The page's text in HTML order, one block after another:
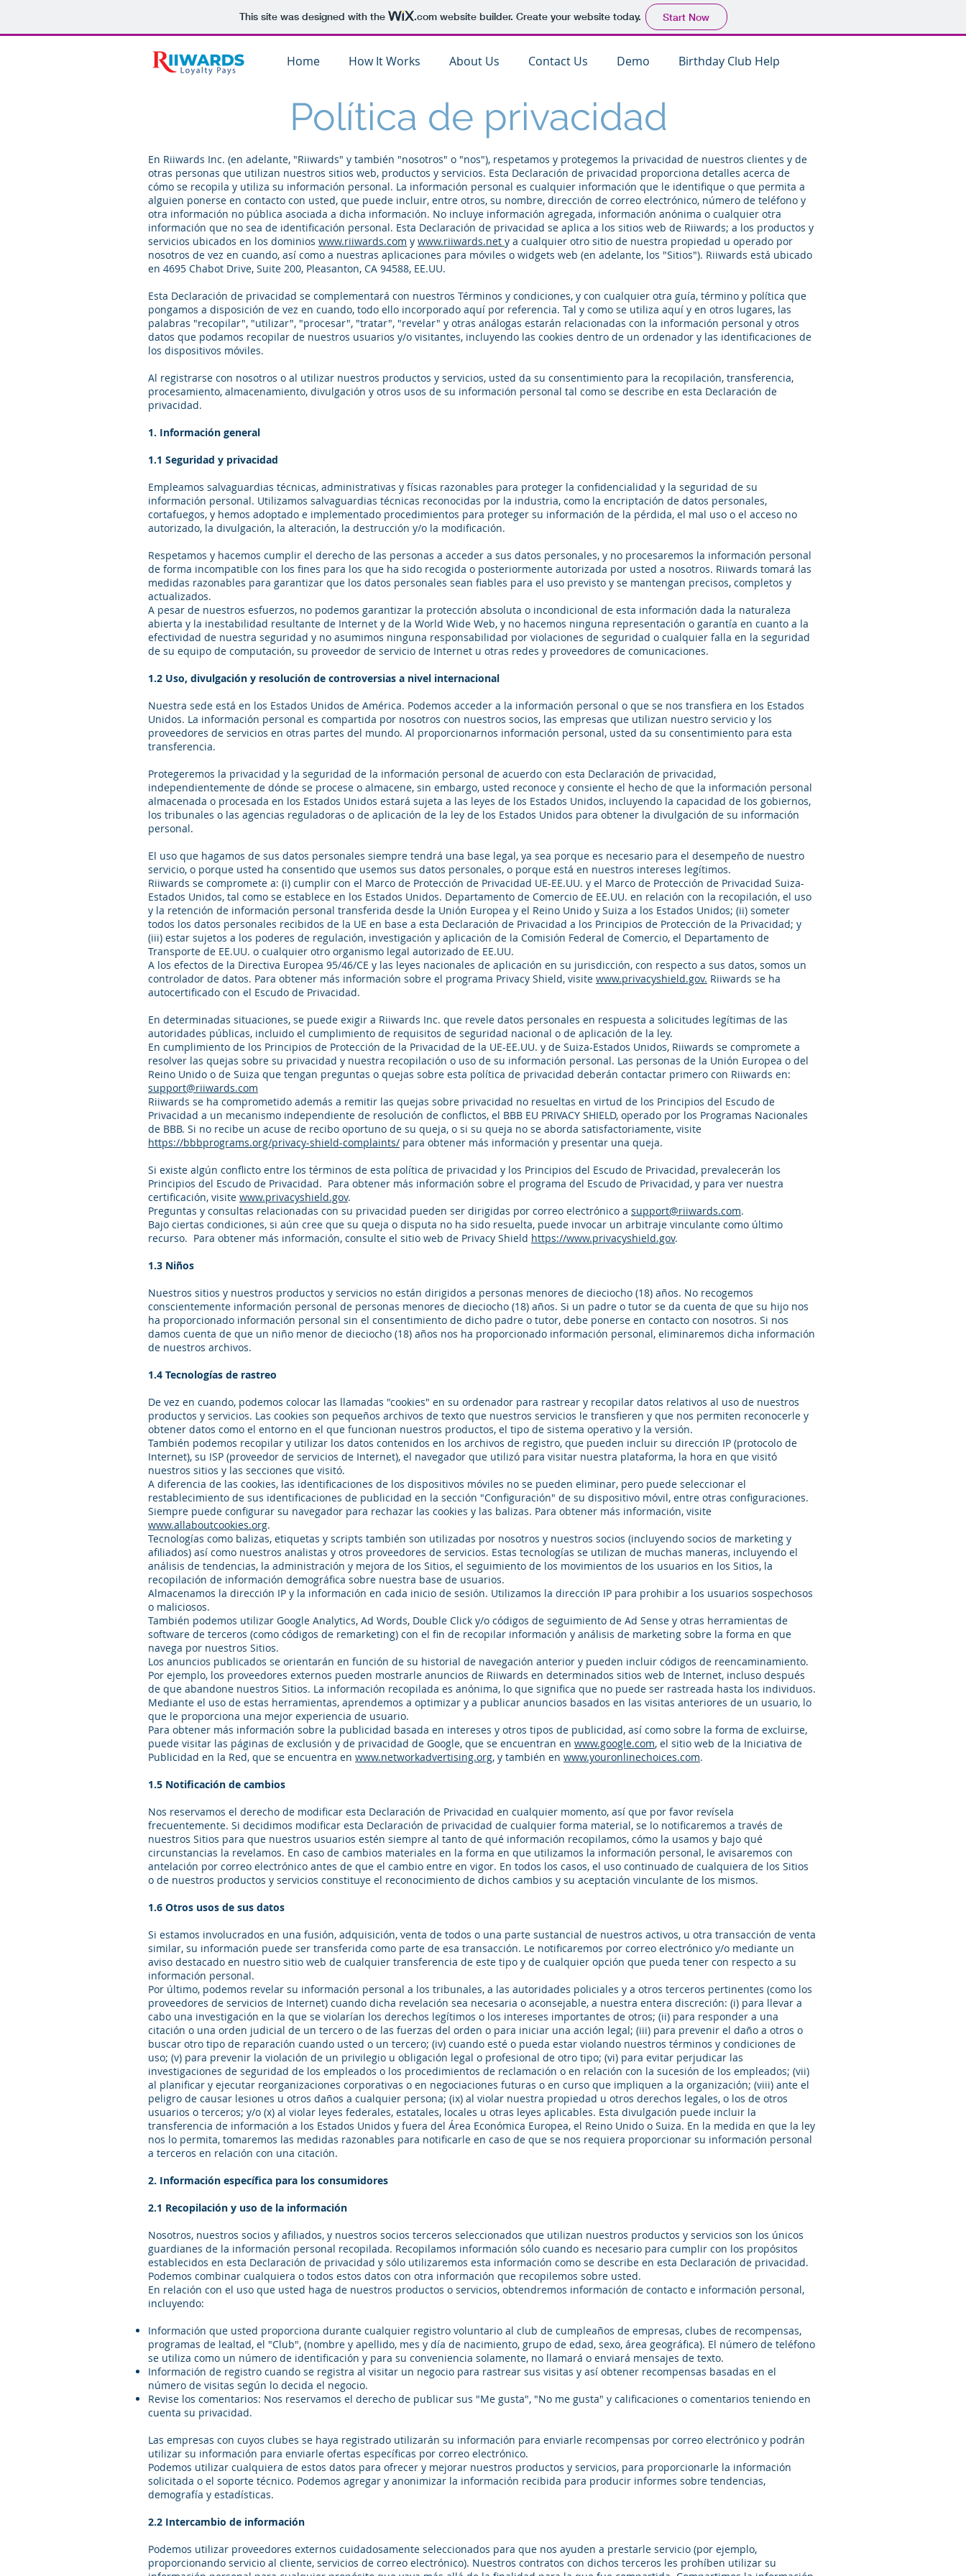
This site was designed with the .comwebsite builder. Create your website today. Start Now
Home How It Works About Us Contact Us Demo Birthday Club Help
Política de privacidad
En Riiwards Inc. (en adelante, "Riiwards" y también "nosotros" o "nos"), respetamos y protegemos la privacidad de nuestros clientes y de
otras personas que utilizan nuestros sitios web, productos y servicios. Esta Declaración de privacidad proporciona detalles acerca de
cómo se recopila y utiliza su información personal. La información personal es cualquier información que le identifique o que permita a
alguien ponerse en contacto con usted, que puede incluir, entre otros, su nombre, dirección de correo electrónico, número de teléfono y
otra información no pública asociada a dicha información. No incluye información agregada, información anónima o cualquier otra
información que no sea de identificación personal. Esta Declaración de privacidad se aplica a los sitios web de Riiwards; a los productos y
servicios ubicados en los dominios www.riiwards.com y www.riiwards.net y a cualquier otro sitio de nuestra propiedad u operado por
nosotros de vez en cuando, así como a nuestras aplicaciones para móviles o widgets web (en adelante, los "Sitios"). Riiwards está ubicado
en 4695 Chabot Drive, Suite 200, Pleasanton, CA 94588, EE.UU.
Esta Declaración de privacidad se complementará con nuestros Términos y condiciones, y con cualquier otra guía, término y política que
pongamos a disposición de vez en cuando, todo ello incorporado aquí por referencia. Tal y como se utiliza aquí y en otros lugares, las
palabras "recopilar", "utilizar", "procesar", "tratar", "revelar" y otras análogas estarán relacionadas con la información personal y otros
datos que podamos recopilar de nuestros usuarios y/o visitantes, incluyendo las cookies dentro de un ordenador y las identificaciones de
los dispositivos móviles.
Al registrarse con nosotros o al utilizar nuestros productos y servicios, usted da su consentimiento para la recopilación, transferencia,
procesamiento, almacenamiento, divulgación y otros usos de su información personal tal como se describe en esta Declaración de
privacidad.
1. Información general
1.1 Seguridad y privacidad
Empleamos salvaguardias técnicas, administrativas y físicas razonables para proteger la confidencialidad y la seguridad de su
información personal. Utilizamos salvaguardias técnicas reconocidas por la industria, como la encriptación de datos personales,
cortafuegos, y hemos adoptado e implementado procedimientos para proteger su información de la pérdida, el mal uso o el acceso no
autorizado, la divulgación, la alteración, la destrucción y/o la modificación.
Respetamos y hacemos cumplir el derecho de las personas a acceder a sus datos personales, y no procesaremos la información personal
de forma incompatible con los fines para los que ha sido recogida o posteriormente autorizada por usted a nosotros. Riiwards tomará las
medidas razonables para garantizar que los datos personales sean fiables para el uso previsto y se mantengan precisos, completos y
actualizados.
A pesar de nuestros esfuerzos, no podemos garantizar la protección absoluta o incondicional de esta información dada la naturaleza
abierta y la inestabilidad resultante de Internet y de la World Wide Web, y no hacemos ninguna representación o garantía en cuanto a la
efectividad de nuestra seguridad y no asumimos ninguna responsabilidad por violaciones de seguridad o cualquier falla en la seguridad
de su equipo de computación, su proveedor de servicio de Internet u otras redes y proveedores de comunicaciones.
1.2 Uso, divulgación y resolución de controversias a nivel internacional
Nuestra sede está en los Estados Unidos de América. Podemos acceder a la información personal o que se nos transfiera en los Estados
Unidos. La información personal es compartida por nosotros con nuestros socios, las empresas que utilizan nuestro servicio y los
proveedores de servicios en otras partes del mundo. Al proporcionarnos información personal, usted da su consentimiento para esta
transferencia.
Protegeremos la privacidad y la seguridad de la información personal de acuerdo con esta Declaración de privacidad,
independientemente de dónde se procese o almacene, sin embargo, usted reconoce y consiente el hecho de que la información personal
almacenada o procesada en los Estados Unidos estará sujeta a las leyes de los Estados Unidos, incluyendo la capacidad de los gobiernos,
los tribunales o las agencias reguladoras o de aplicación de la ley de los Estados Unidos para obtener la divulgación de su información
personal.
El uso que hagamos de sus datos personales siempre tendrá una base legal, ya sea porque es necesario para el desempeño de nuestro
servicio, o porque usted ha consentido que usemos sus datos personales, o porque está en nuestros intereses legítimos.
Riiwards se compromete a: (i) cumplir con el Marco de Protección de Privacidad UE-EE.UU. y el Marco de Protección de Privacidad Suiza-
Estados Unidos, tal como se establece en los Estados Unidos. Departamento de Comercio de EE.UU. en relación con la recopilación, el uso
y la retención de información personal transferida desde la Unión Europea y el Reino Unido y Suiza a los Estados Unidos; (ii) someter
todos los datos personales recibidos de la UE en base a esta Declaración de Privacidad a los Principios de Protección de la Privacidad; y
(iii) estar sujetos a los poderes de regulación, investigación y aplicación de la Comisión Federal de Comercio, el Departamento de
Transporte de EE.UU. o cualquier otro organismo legal autorizado de EE.UU.
A los efectos de la Directiva Europea 95/46/CE y las leyes nacionales de aplicación en su jurisdicción, con respecto a sus datos, somos un
controlador de datos. Para obtener más información sobre el programa Privacy Shield, visite www.privacyshield.gov. Riiwards se ha
autocertificado con el Escudo de Privacidad.
En determinadas situaciones, se puede exigir a Riiwards Inc. que revele datos personales en respuesta a solicitudes legítimas de las
autoridades públicas, incluido el cumplimiento de requisitos de seguridad nacional o de aplicación de la ley.
En cumplimiento de los Principios de Protección de la Privacidad de la UE-EE.UU. y de Suiza-Estados Unidos, Riiwards se compromete a
resolver las quejas sobre su privacidad y nuestra recopilación o uso de su información personal. Las personas de la Unión Europea o del
Reino Unido o de Suiza que tengan preguntas o quejas sobre esta política de privacidad deberán contactar primero con Riiwards en:
support@riiwards.com
Riiwards se ha comprometido además a remitir las quejas sobre privacidad no resueltas en virtud de los Principios del Escudo de
Privacidad a un mecanismo independiente de resolución de conflictos, el BBB EU PRIVACY SHIELD, operado por los Programas Nacionales
de BBB. Si no recibe un acuse de recibo oportuno de su queja, o si su queja no se aborda satisfactoriamente, visite
https://bbbprograms.org/privacy-shield-complaints/ para obtener más información y presentar una queja.
Si existe algún conflicto entre los términos de esta política de privacidad y los Principios del Escudo de Privacidad, prevalecerán los
Principios del Escudo de Privacidad. Para obtener más información sobre el programa del Escudo de Privacidad, y para ver nuestra
certificación, visite www.privacyshield.gov.
Preguntas y consultas relacionadas con su privacidad pueden ser dirigidas por correo electrónico a support@riiwards.com.
Bajo ciertas condiciones, si aún cree que su queja o disputa no ha sido resuelta, puede invocar un arbitraje vinculante como último
recurso. Para obtener más información, consulte el sitio web de Privacy Shield https://www.privacyshield.gov.
1.3 Niños
Nuestros sitios y nuestros productos y servicios no están dirigidos a personas menores de dieciocho (18) años. No recogemos
conscientemente información personal de personas menores de dieciocho (18) años. Si un padre o tutor se da cuenta de que su hijo nos
ha proporcionado información personal sin el consentimiento de dicho padre o tutor, debe ponerse en contacto con nosotros. Si nos
damos cuenta de que un niño menor de dieciocho (18) años nos ha proporcionado información personal, eliminaremos dicha información
de nuestros archivos.
1.4 Tecnologías de rastreo
De vez en cuando, podemos colocar las llamadas "cookies" en su ordenador para rastrear y recopilar datos relativos al uso de nuestros
productos y servicios. Las cookies son pequeños archivos de texto que nuestros servicios le transfieren y que nos permiten reconocerle y
obtener datos como el entorno en el que funcionan nuestros productos, el tipo de sistema operativo y la versión.
También podemos recopilar y utilizar los datos contenidos en los archivos de registro, que pueden incluir su dirección IP (protocolo de
Internet), su ISP (proveedor de servicios de Internet), el navegador que utilizó para visitar nuestra plataforma, la hora en que visitó
nuestros sitios y las secciones que visitó.
A diferencia de las cookies, las identificaciones de los dispositivos móviles no se pueden eliminar, pero puede seleccionar el
restablecimiento de sus identificaciones de publicidad en la sección "Configuración" de su dispositivo móvil, entre otras configuraciones.
Siempre puede configurar su navegador para rechazar las cookies y las balizas. Para obtener más información, visite
www.allaboutcookies.org.
Tecnologías como balizas, etiquetas y scripts también son utilizadas por nosotros y nuestros socios (incluyendo socios de marketing y
afiliados) así como nuestros analistas y otros proveedores de servicios. Estas tecnologías se utilizan de muchas maneras, incluyendo el
análisis de tendencias, la administración y mejora de los Sitios, el seguimiento de los movimientos de los usuarios en los Sitios, la
recopilación de información demográfica sobre nuestra base de usuarios.
Almacenamos la dirección IP y la información en cada inicio de sesión. Utilizamos la dirección IP para prohibir a los usuarios sospechosos
o maliciosos.
También podemos utilizar Google Analytics, Ad Words, Double Click y/o códigos de seguimiento de Ad Sense y otras herramientas de
software de terceros (como códigos de remarketing) con el fin de recopilar información y análisis de marketing sobre la forma en que
navega por nuestros Sitios.
Los anuncios publicados se orientarán en función de su historial de navegación anterior y pueden incluir códigos de reencaminamiento.
Por ejemplo, los proveedores externos pueden mostrarle anuncios de Riiwards en determinados sitios web de Internet, incluso después
de que abandone nuestros Sitios. La información recopilada es anónima, lo que significa que no puede ser rastreada hasta los individuos.
Mediante el uso de estas herramientas, aprendemos a optimizar y a publicar anuncios basados en las visitas anteriores de un usuario, lo
que le proporciona una mejor experiencia de usuario.
Para obtener más información sobre la publicidad basada en intereses y otros tipos de publicidad, así como sobre la forma de excluirse,
puede visitar las páginas de exclusión y de privacidad de Google, que se encuentran en www.google.com, el sitio web de la Iniciativa de
Publicidad en la Red, que se encuentra en www.networkadvertising.org, y también en www.youronlinechoices.com.
1.5 Notificación de cambios
Nos reservamos el derecho de modificar esta Declaración de Privacidad en cualquier momento, así que por favor revísela
frecuentemente. Si decidimos modificar esta Declaración de privacidad de cualquier forma material, se lo notificaremos a través de
nuestros Sitios para que nuestros usuarios estén siempre al tanto de qué información recopilamos, cómo la usamos y bajo qué
circunstancias la revelamos. En caso de cambios materiales en la forma en que utilizamos la información personal, le avisaremos con
antelación por correo electrónico antes de que el cambio entre en vigor. En todos los casos, el uso continuado de cualquiera de los Sitios
o de nuestros productos y servicios constituye el reconocimiento de dichos cambios y su aceptación vinculante de los mismos.
1.6 Otros usos de sus datos
Si estamos involucrados en una fusión, adquisición, venta de todos o una parte sustancial de nuestros activos, u otra transacción de venta
similar, su información puede ser transferida como parte de esa transacción. Le notificaremos por correo electrónico y/o mediante un
aviso destacado en nuestro sitio web de cualquier transferencia de este tipo y de cualquier opción que pueda tener con respecto a su
información personal.
Por último, podemos revelar su información personal a los tribunales, a las autoridades policiales y a otros terceros pertinentes (como los
proveedores de servicios de Internet) cuando dicha revelación sea necesaria o aconsejable, a nuestra entera discreción: (i) para llevar a
cabo una investigación en la que se violarían los derechos legítimos o los intereses importantes de otros; (ii) para responder a una
citación o una orden judicial de un tercero o de las fuerzas del orden o para iniciar una acción legal; (iii) para prevenir el daño a otros o
buscar otro tipo de reparación cuando usted o un tercero; (iv) cuando esté o pueda estar violando nuestros términos y condiciones de
uso; (v) para prevenir la violación de un privilegio u obligación legal o profesional de otro tipo; (vi) para evitar perjudicar las
investigaciones de seguridad de los empleados o los procedimientos de reclamación o en relación con la sucesión de los empleados; (vii)
al planificar y ejecutar reorganizaciones corporativas o en negociaciones futuras o en curso que impliquen a la organización; (viii) ante el
peligro de causar lesiones u otros daños a cualquier persona; (ix) al violar nuestra propiedad u otros derechos legales, o los de otros
usuarios o terceros; y/o (x) al violar leyes federales, estatales, locales u otras leyes aplicables. Esta divulgación puede incluir la
transferencia de información a los Estados Unidos y fuera del Área Económica Europea, el Reino Unido o Suiza. En la medida en que la ley
nos lo permita, tomaremos las medidas razonables para notificarle en caso de que se nos requiera proporcionar su información personal
a terceros en relación con una citación.
2. Información específica para los consumidores
2.1 Recopilación y uso de la información
Nosotros, nuestros socios y afiliados, y nuestros socios terceros seleccionados que utilizan nuestros productos y servicios son los únicos
guardianes de la información personal recopilada. Recopilamos información sólo cuando es necesario para cumplir con los propósitos
establecidos en esta Declaración de privacidad y sólo utilizaremos esta información como se describe en esta Declaración de privacidad.
Podemos combinar cualquiera o todos estos datos con otra información que recopilemos sobre usted.
En relación con el uso que usted haga de nuestros productos o servicios, obtendremos información de contacto e información personal,
incluyendo:
Información que usted proporciona durante cualquier registro voluntario al club de cumpleaños de empresas, clubes de recompensas,
programas de lealtad, el "Club", (nombre y apellido, mes y día de nacimiento, grupo de edad, sexo, área geográfica). El número de teléfono
se utiliza como un número de identificación y para su conveniencia solamente, no llamará o enviará mensajes de texto.
Información de registro cuando se registra al visitar un negocio para rastrear sus visitas y así obtener recompensas basadas en el
número de visitas según lo decida el negocio.
Revise los comentarios: Nos reservamos el derecho de publicar sus "Me gusta", "No me gusta" y calificaciones o comentarios teniendo en
cuenta su privacidad.
Las empresas con cuyos clubes se haya registrado utilizarán su información para enviarle recompensas por correo electrónico y podrán
utilizar su información para enviarle ofertas específicas por correo electrónico.
Podemos utilizar cualquiera de estos datos para ofrecer y mejorar nuestros productos y servicios, para proporcionarle la información
solicitada o el soporte técnico. Podemos agregar y anonimizar la información recibida para producir informes sobre tendencias,
demografía y estadísticas.
2.2 Intercambio de información
Podemos utilizar proveedores externos cuidadosamente seleccionados para que nos ayuden a prestarle servicio (por ejemplo,
proporcionando servicio al cliente, servicios de correo electrónico). Nuestros contratos con dichos terceros les prohíben utilizar su